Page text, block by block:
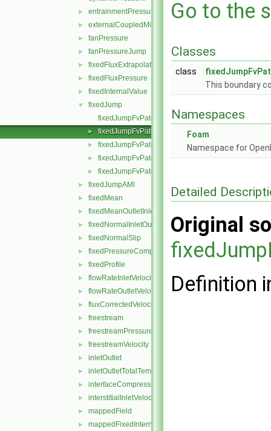
► entrainmentPressure
► externalCoupledMixed
► fanPressure
► fanPressureJump
► fixedFluxExtrapolatedPressure
► fixedFluxPressure
► fixedInternalValue
▼
fixedJump
fixedJumpFvPatchField.C
► fixedJumpFvPatchField.H
► fixedJumpFvPatchFields.C
► fixedJumpFvPatchFields.H
► fixedJumpFvPatchFieldsFwd.H
► fixedJumpAMI
► fixedMean
► fixedMeanOutletInlet
► fixedNormalInletOutletVelocity
► fixedNormalSlip
► fixedPressureCompressibleDensity
► fixedProfile
► flowRateInletVelocity
► flowRateOutletVelocity
► fluxCorrectedVelocity
► freestream
► freestreamPressure
► freestreamVelocity
► inletOutlet
► inletOutletTotalTemperature
► interfaceCompression
► interstitialInletVelocity
► mappedField
► mappedFixedInternalValue
Go to the
Classes
class
This boundary
Namespaces
Foam
Namespace for
Detailed
Original
Definition